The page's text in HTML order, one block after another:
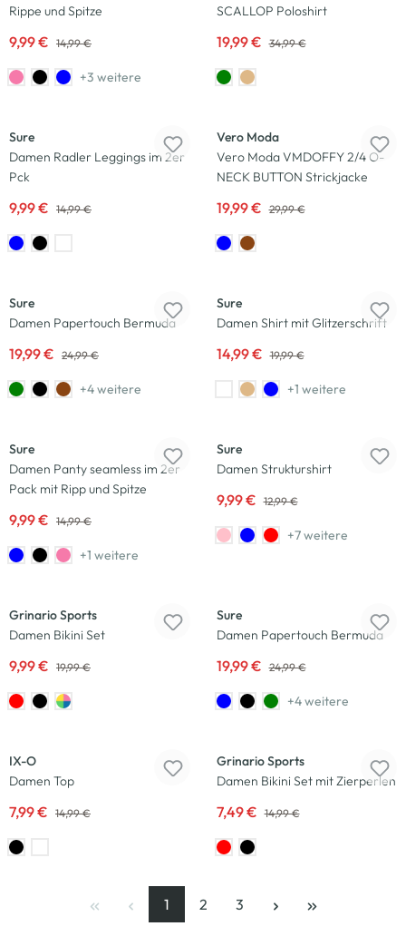
Rippe und Spitze
9,99 € 14,99 €
+3 weitere
SCALLOP Poloshirt
19,99 € 34,99 €
Sure
Damen Radler Leggings im 2er
Pck
9,99 € 14,99 €
Vero Moda
Vero Moda VMDOFFY 2/4 O-
NECK BUTTON Strickjacke
19,99 € 29,99 €
Sure
Damen Papertouch Bermuda
19,99 € 24,99 €
+4 weitere
Sure
Damen Shirt mit Glitzerschrift
14,99 € 19,99 €
+1 weitere
Sure
Damen Panty seamless im 2er
Pack mit Ripp und Spitze
9,99 € 14,99 €
+1 weitere
Sure
Damen Strukturshirt
9,99 € 12,99 €
+7 weitere
Grinario Sports
Damen Bikini Set
9,99 € 19,99 €
Sure
Damen Papertouch Bermuda
19,99 € 24,99 €
+4 weitere
IX-O
Damen Top
7,99 € 14,99 €
Grinario Sports
Damen Bikini Set mit Zierperlen
7,49 € 14,99 €
Seite
1
, aktuelle Seite
Seite
2
Seite
3